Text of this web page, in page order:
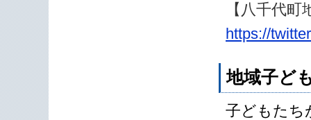
【八千代
https://
地域子ど
子どもたち